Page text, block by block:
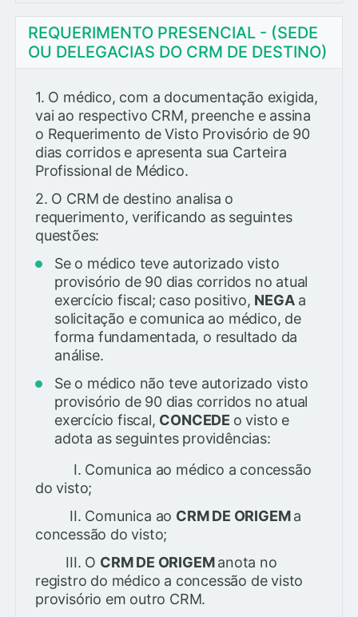
REQUERIMENTO PRESENCIAL - (SEDE
OU DELEGACIAS DO CRM DE DESTINO)
1. O médico, com a documentação exigida,
vai ao respectivo CRM, preenche e assina
o Requerimento de Visto Provisório de 90
dias corridos e apresenta sua Carteira
Profissional de Médico.
2. O CRM de destino analisa o
requerimento, verificando as seguintes
questões:
Se o médico teve autorizado visto
provisório de 90 dias corridos no atual
exercício fiscal; caso positivo, NEGAa
solicitação e comunica ao médico, de
forma fundamentada, o resultado da
análise.
Se o médico não teve autorizado visto
provisório de 90 dias corridos no atual
exercício fiscal, CONCEDE o visto e
adota as seguintes providências:
I. Comunica ao médico a concessão
do visto;
II. Comunica ao CRM DE ORIGEMa
concessão do visto;
III. O CRM DE ORIGEManota no
registro do médico a concessão de visto
provisório em outro CRM.